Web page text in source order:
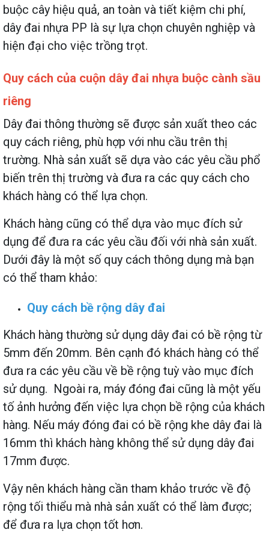
buộc cây hiệu quả, an toàn và tiết kiệm chi phí,
dây đai nhựa PP là sự lựa chọn chuyên nghiệp và
hiện đại cho việc trồng trọt.
Quy cách của cuộn dây đai nhựa buộc cành sầu
riêng
Dây đai thông thường sẽ được sản xuất theo các
quy cách riêng, phù hợp với nhu cầu trên thị
trường. Nhà sản xuất sẽ dựa vào các yêu cầu phổ
biến trên thị trường và đưa ra các quy cách cho
khách hàng có thể lựa chọn.
Khách hàng cũng có thể dựa vào mục đích sử
dụng để đưa ra các yêu cầu đối với nhà sản xuất.
Dưới đây là một số quy cách thông dụng mà bạn
có thể tham khảo:
Quy cách bề rộng dây đai
Khách hàng thường sử dụng dây đai có bề rộng từ
5mm đến 20mm. Bên cạnh đó khách hàng có thể
đưa ra các yêu cầu về bề rộng tuỳ vào mục đích
sử dụng. Ngoài ra, máy đóng đai cũng là một yếu
tố ảnh hưởng đến việc lựa chọn bề rộng của khách
hàng. Nếu máy đóng đai có bề rộng khe dây đai là
16mm thì khách hàng không thể sử dụng dây đai
17mm được.
Vậy nên khách hàng cần tham khảo trước về độ
rộng tối thiểu mà nhà sản xuất có thể làm được;
để đưa ra lựa chọn tốt hơn.